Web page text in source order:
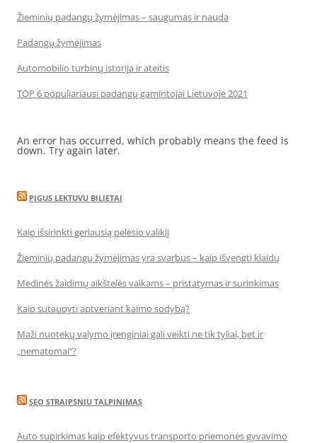
Žieminių padangų žymėjimas – saugumas ir nauda
Padangų žymėjimas
Automobilio turbinų istorija ir ateitis
TOP 6 populiariausi padangų gamintojai Lietuvoje 2021
An error has occurred, which probably means the feed is
down. Try again later.
PIGUS LEKTUVU BILIETAI
Kaip išsirinkti geriausią pelėsio valiklį
Žieminių padangų žymėjimas yra svarbus – kaip išvengti klaidų
Medinės žaidimų aikštelės vaikams – pristatymas ir surinkimas
Kaip sutaupyti aptveriant kaimo sodybą?
Maži nuotekų valymo įrenginiai gali veikti ne tik tyliai, bet ir
„nematomai‘‘?
SEO STRAIPSNIU TALPINIMAS
Auto supirkimas kaip efektyvus transporto priemonės gyvavimo